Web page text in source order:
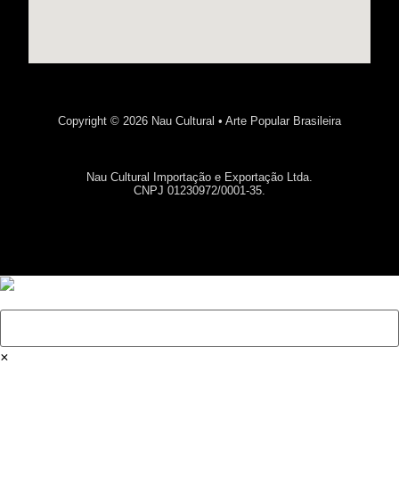
Copyright © 2026 Nau Cultural • Arte Popular Brasileira
Nau Cultural Importação e Exportação Ltda.
CNPJ 01230972/0001-35.
×